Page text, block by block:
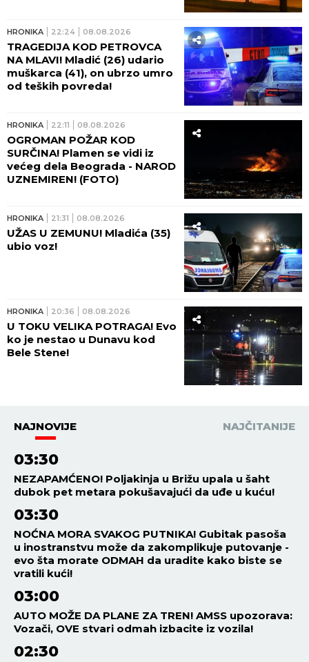
HRONIKA 22:24 08.08.2026
TRAGEDIJA KOD PETROVCA
NA MLAVI! Mladić (26) udario
muškarca (41), on ubrzo umro
od teških povreda!
HRONIKA 22:11 08.08.2026
OGROMAN POŽAR KOD
SURČINA! Plamen se vidi iz
većeg dela Beograda - NAROD
UZNEMIREN! (FOTO)
HRONIKA 21:31 08.08.2026
UŽAS U ZEMUNU! Mladića (35)
ubio voz!
HRONIKA 20:36 08.08.2026
U TOKU VELIKA POTRAGA! Evo
ko je nestao u Dunavu kod
Bele Stene!
NAJNOVIJE NAJČITANIJE
03:30
NEZAPAMĆENO! Poljakinja u Brižu upala u šaht
dubok pet metara pokušavajući da uđe u kuću!
03:30
NOĆNA MORA SVAKOG PUTNIKA! Gubitak pasoša
u inostranstvu može da zakomplikuje putovanje -
evo šta morate ODMAH da uradite kako biste se
vratili kući!
03:00
AUTO MOŽE DA PLANE ZA TREN! AMSS upozorava:
Vozači, OVE stvari odmah izbacite iz vozila!
02:30